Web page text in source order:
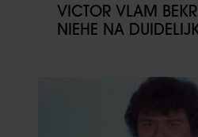
VICTOR VLAM
NIEHE NA